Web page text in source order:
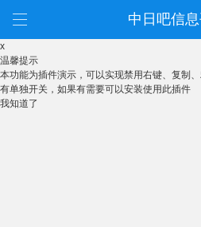
中日吧信
x
温馨提示
本功能为插件演示，可以实现禁用右键、复制
有单独开关，如果有需要可以安装使用此插件
我知道了